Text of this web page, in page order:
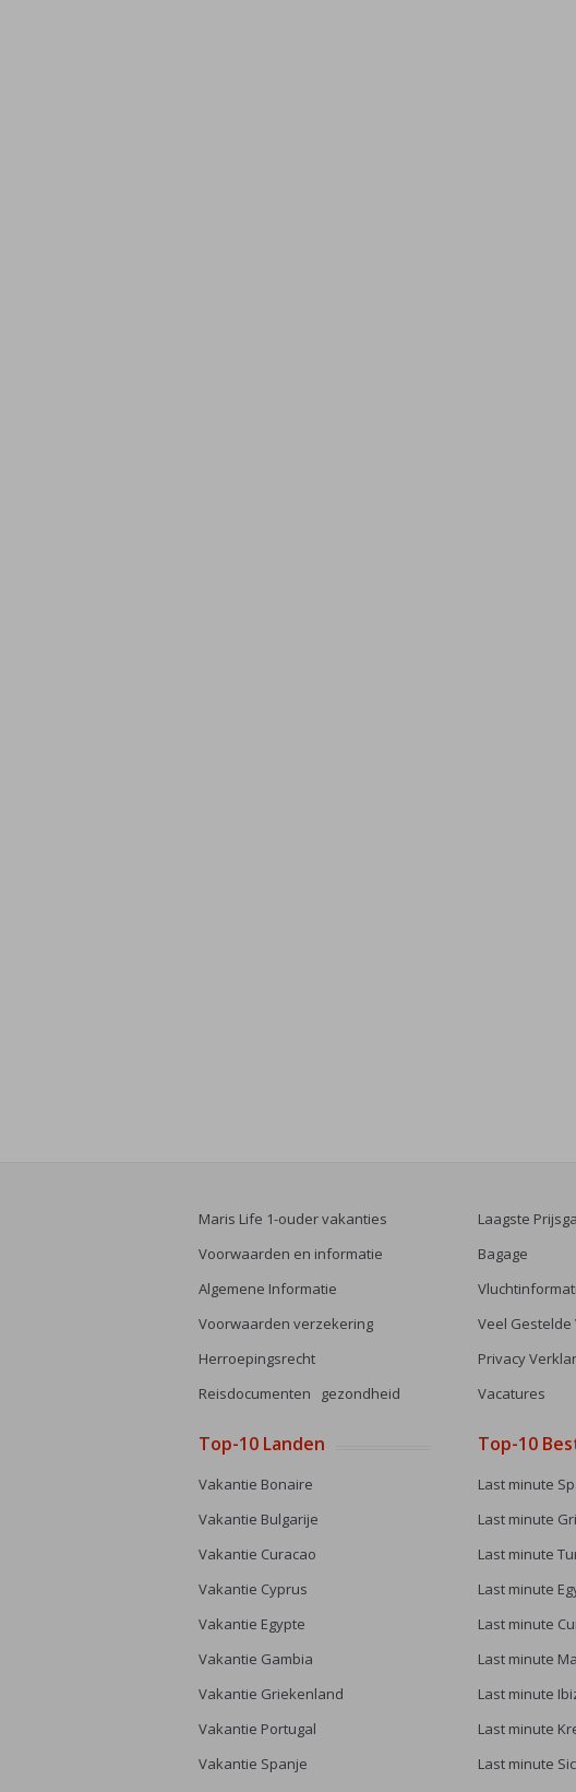
Maris Life 1-ouder vakanties
Voorwaarden en informatie
Algemene Informatie
Voorwaarden verzekering
Herroepingsrecht
Reisdocumenten gezondheid
Laagste
Bagage
Veel Gestelde
Privacy
Vacatures
Top-10 Landen
Vakantie Bonaire
Vakantie Bulgarije
Vakantie Curacao
Vakantie Cyprus
Vakantie Egypte
Vakantie Gambia
Vakantie Griekenland
Vakantie Portugal
Vakantie Spanje
Top-10
Last minute
Last minute
Last minute
Last minute
Last minute
Last minute
Last minute
Last minute
Last minute